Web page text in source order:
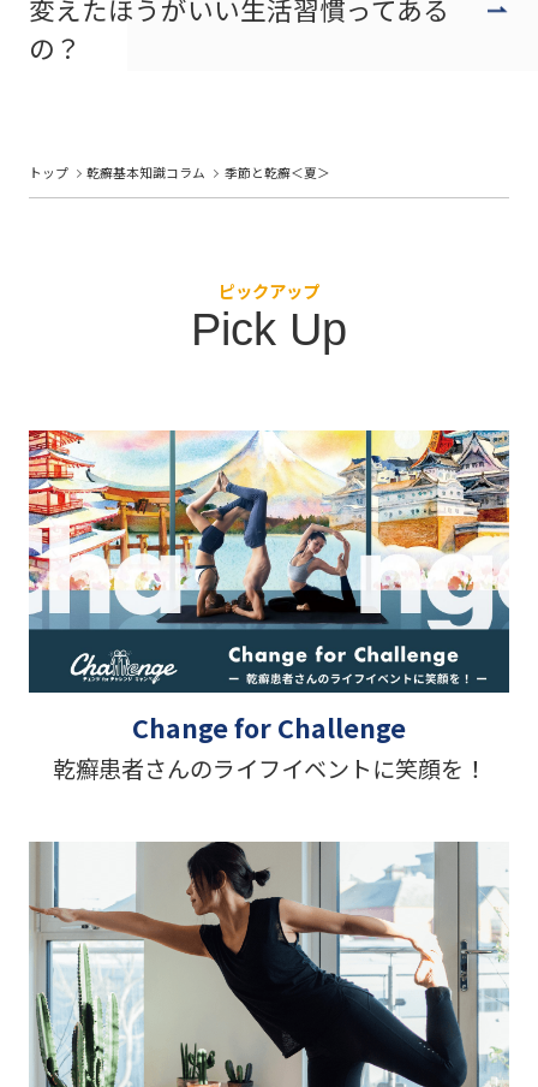
変えたほうがいい生活習慣ってある
の？
トップ 乾癬基本知識コラム 季節と乾癬＜夏＞
ピックアップ
Pick Up
Change for Challenge
乾癬患者さんのライフイベントに笑顔を！